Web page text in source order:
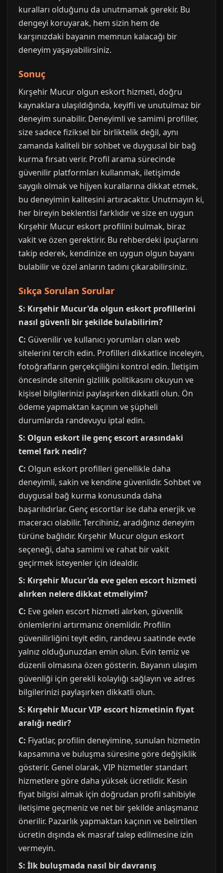
kuralları olduğunu da unutmamak gerekir. Bu
dengeyi koruyarak, hem sizin hem de
karşınızdaki bayanın memnun kalacağı bir
deneyim yaşayabilirsiniz.
Sonuç
Kırşehir Mucur olgun eskort hizmeti, doğru
kaynaklara ulaşıldığında, keyifli ve unutulmaz bir
deneyim sunabilir. Deneyimli ve samimi profiller,
size sadece fiziksel bir birliktelik değil, aynı
zamanda kaliteli bir sohbet ve duygusal bir bağ
kurma fırsatı verir. Profil arama sürecinde
güvenilir platformları kullanmak, iletişimde
saygılı olmak ve hijyen kurallarına dikkat etmek,
bu deneyimin kalitesini artıracaktır. Unutmayın ki,
her bireyin beklentisi farklıdır ve size en uygun
Kırşehir Mucur eskort profilini bulmak, biraz
vakit ve özen gerektirir. Bu rehberdeki ipuçlarını
takip ederek, kendinize en uygun olgun bayanı
bulabilir ve özel anların tadını çıkarabilirsiniz.
Sıkça Sorulan Sorular
S: Kırşehir Mucur'da olgun eskort profillerini
nasıl güvenli bir şekilde bulabilirim?
C: Güvenilir ve kullanıcı yorumları olan web
sitelerini tercih edin. Profilleri dikkatlice inceleyin,
fotoğrafların gerçekçiliğini kontrol edin. İletişim
öncesinde sitenin gizlilik politikasını okuyun ve
kişisel bilgilerinizi paylaşırken dikkatli olun. Ön
ödeme yapmaktan kaçının ve şüpheli
durumlarda randevuyu iptal edin.
S: Olgun eskort ile genç escort arasındaki
temel fark nedir?
C: Olgun eskort profilleri genellikle daha
deneyimli, sakin ve kendine güvenlidir. Sohbet ve
duygusal bağ kurma konusunda daha
başarılıdırlar. Genç escortlar ise daha enerjik ve
maceracı olabilir. Tercihiniz, aradığınız deneyim
türüne bağlıdır. Kırşehir Mucur olgun eskort
seçeneği, daha samimi ve rahat bir vakit
geçirmek isteyenler için idealdir.
S: Kırşehir Mucur'da eve gelen escort hizmeti
alırken nelere dikkat etmeliyim?
C: Eve gelen escort hizmeti alırken, güvenlik
önlemlerini artırmanız önemlidir. Profilin
güvenilirliğini teyit edin, randevu saatinde evde
yalnız olduğunuzdan emin olun. Evin temiz ve
düzenli olmasına özen gösterin. Bayanın ulaşım
güvenliği için gerekli kolaylığı sağlayın ve adres
bilgilerinizi paylaşırken dikkatli olun.
S: Kırşehir Mucur VIP escort hizmetinin fiyat
aralığı nedir?
C: Fiyatlar, profilin deneyimine, sunulan hizmetin
kapsamına ve buluşma süresine göre değişiklik
gösterir. Genel olarak, VIP hizmetler standart
hizmetlere göre daha yüksek ücretlidir. Kesin
fiyat bilgisi almak için doğrudan profil sahibiyle
iletişime geçmeniz ve net bir şekilde anlaşmanız
önerilir. Pazarlık yapmaktan kaçının ve belirtilen
ücretin dışında ek masraf talep edilmesine izin
vermeyin.
S: İlk buluşmada nasıl bir davranış